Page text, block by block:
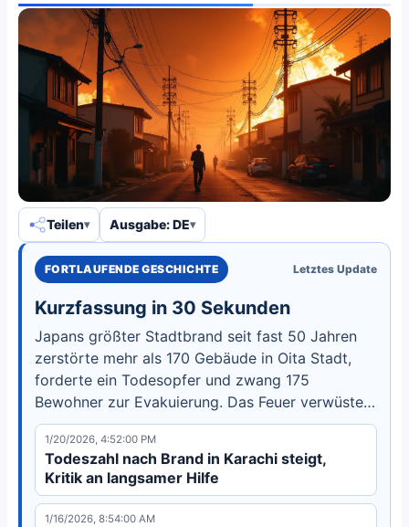
Teilen Ausgabe: DE
FORTLAUFENDE GESCHICHTE Letztes Update
Kurzfassung in 30 Sekunden
Japans größter Stadtbrand seit fast 50 Jahren
zerstörte mehr als 170 Gebäude in Oita Stadt,
forderte ein Todesopfer und zwang 175
Bewohner zur Evakuierung. Das Feuer verwüstete
48.900 m² und verursachte Stromausfälle.
1/20/2026, 4:52:00 PM
Todeszahl nach Brand in Karachi steigt,
Kritik an langsamer Hilfe
1/16/2026, 8:54:00 AM